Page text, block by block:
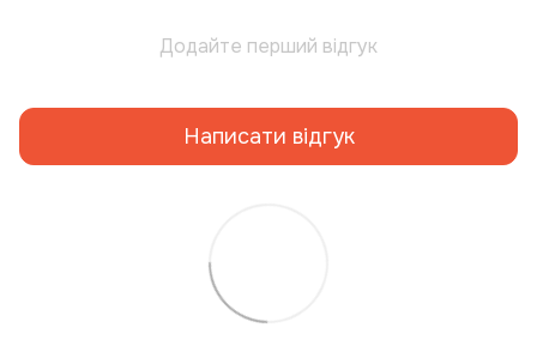
Додайте перший відгук
Написати відгук